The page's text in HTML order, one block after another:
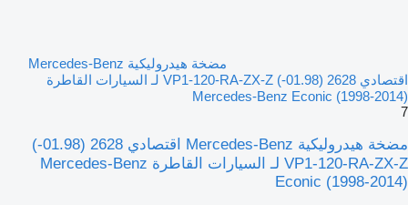
مضخة هيدروليكية Mercedes-Benz
اقتصادي 2628 (01.98-) VP1-120-RA-ZX-Z لـ السيارات القاطرة
Mercedes-Benz Econic (1998-2014)
7
مضخة هيدروليكية Mercedes-Benz اقتصادي 2628 (01.98-)
VP1-120-RA-ZX-Z لـ السيارات القاطرة Mercedes-Benz
Econic (1998-2014)